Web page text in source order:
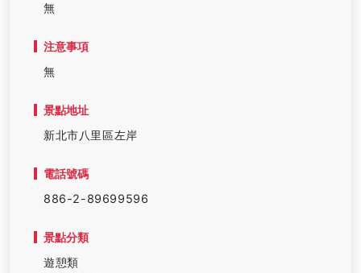
無
注意事項
無
景點地址
新北市八里區左岸
電話號碼
886-2-89699596
景點分類
遊憩類